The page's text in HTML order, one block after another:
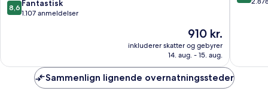
D.C.
8.6
ud
anmeldelser
8,6 Fantastisk
1.107 anmeldelser
Prisen
er
910 kr.
910 kr.
inkluderer skatter og gebyrer
14. aug. - 15. aug.
Sammenlign lignende overnatningssteder